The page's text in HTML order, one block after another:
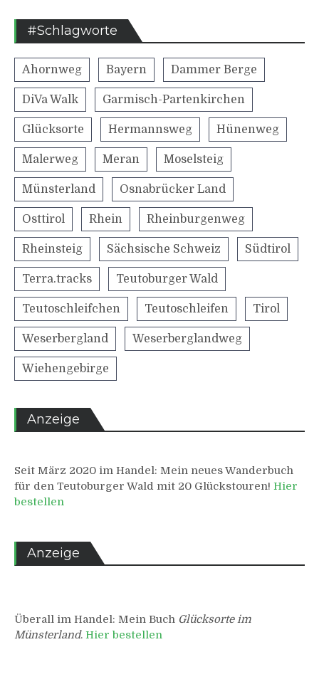
#Schlagworte
Ahornweg Bayern Dammer Berge
DiVa Walk Garmisch-Partenkirchen
Glücksorte Hermannsweg Hünenweg
Malerweg Meran Moselsteig
Münsterland Osnabrücker Land
Osttirol Rhein Rheinburgenweg
Rheinsteig Sächsische Schweiz Südtirol
Terra.tracks Teutoburger Wald
Teutoschleifchen Teutoschleifen Tirol
Weserbergland Weserberglandweg
Wiehengebirge
Anzeige
Seit März 2020 im Handel: Mein neues Wanderbuch
für den Teutoburger Wald mit 20 Glückstouren! Hier
bestellen
Anzeige
Überall im Handel: Mein Buch Glücksorte im
Münsterland. Hier bestellen